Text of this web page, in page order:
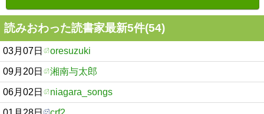
読みおわった読書家最新5件(54)
03月07日 oresuzuki
09月20日 湘南与太郎
06月02日 niagara_songs